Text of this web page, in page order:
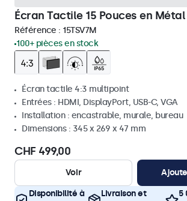
Écran Tactile 15 Pouces en
Référence : 15TSV7M
100+ pièces en stock
Écran tactile 4:3 multipoint
Entrées : HDMI, DisplayPort, USB-C, VGA
Installation : encastrable, murale, bureau
Dimensions : 345 x 269 x 47 mm
CHF 499,00
Voir
Disponibilité à
Livraison et
5